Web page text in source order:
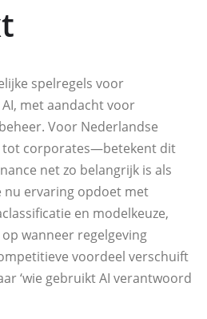
spelregels voor
met aandacht voor
Voor Nederlandse
corporates—betekent dit
net zo belangrijk is als
nu ervaring opdoet met
en modelkeuze,
wanneer regelgeving
voordeel verschuift
‘wie gebruikt AI verantwoord